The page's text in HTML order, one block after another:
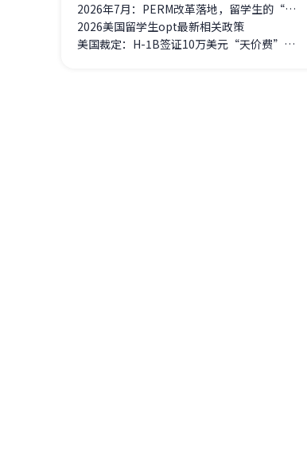
2026年7月：PERM改革落地，留学生的“美国梦”迎来关键转折点
2026美国留学生opt最新相关政策
美国裁定：H-1B签证10万美元“天价费”违法